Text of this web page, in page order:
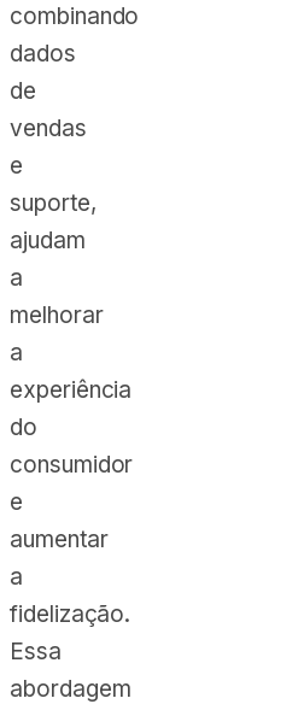
combinando
dados
de
vendas
e
suporte,
ajudam
a
melhorar
a
experiência
do
consumidor
e
aumentar
a
fidelização.
Essa
abordagem